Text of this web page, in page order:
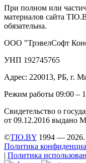
При полном или
материалов сайта
обязательна.
ООО "ТрэвелСофт
УНП 192745765
Адрес: 220013, РБ, г.
Режим работы 09:00 –
Свидетельство о
от 09.12.2016 выдано
©TIO.BY 1994 — 2026.
Политика
| Политика